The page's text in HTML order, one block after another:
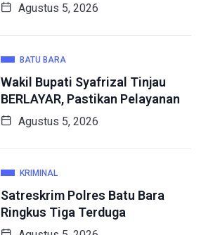
Agustus 5, 2026
BATU BARA
Wakil Bupati Syafrizal Tinjau
BERLAYAR, Pastikan Pelayanan
Agustus 5, 2026
KRIMINAL
Satreskrim Polres Batu Bara
Ringkus Tiga Terduga